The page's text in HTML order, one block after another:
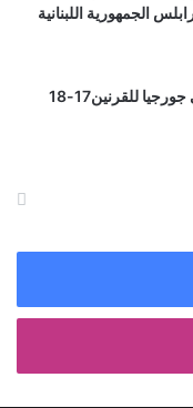
الجمهورية اللبنانية
تأثير المخطوطات الايرانية على فن التصوير في جورجيا للقرنين17-18